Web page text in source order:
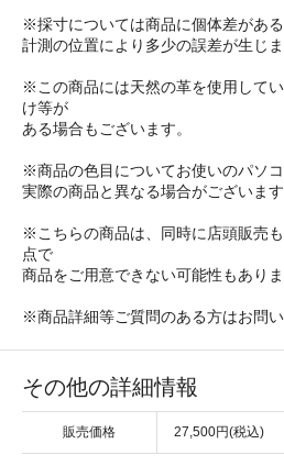
※採寸については商品に個体差がある
計測の位置により多少の誤差が生じま
※この商品には天然の革を使用して
け等が
ある場合もございます。
※商品の色目についてお使いのパソ
実際の商品と異なる場合がございます
※こちらの商品は、同時に店頭販売
点で
商品をご用意できない可能性もありま
※商品詳細等ご質問のある方はお問い
その他の詳細情報
販売価格 27,500円(税込)